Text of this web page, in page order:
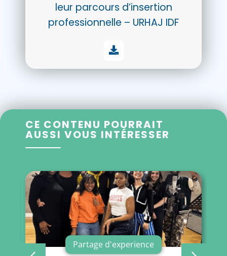
leur parcours d’insertion
professionnelle – URHAJ IDF
CE CONTENU POURRAIT
AUSSI VOUS INTÉRESSER
Partage d'experience